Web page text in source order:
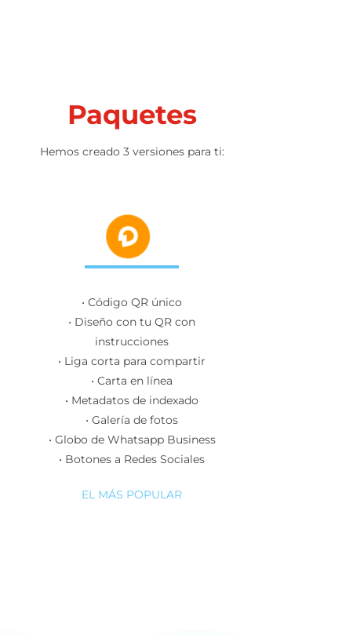
Paquetes
Hemos creado 3 versiones para ti:
• Código QR único
• Diseño con tu QR con
instrucciones
• Liga corta para compartir
• Carta en línea
• Metadatos de indexado
• Galería de fotos
• Globo de Whatsapp Business
• Botones a Redes Sociales
EL MÁS POPULAR